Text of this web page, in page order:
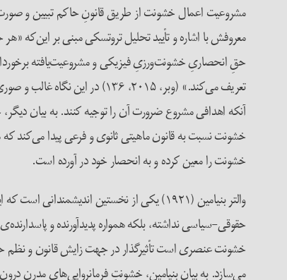
مشروعیت اعمال خشونت از طریق قانونِ حاکم تبیین و
حقِ انحصاریِ خشونت‌ورزیِ‌ فیزیکی و مشروعیت‌یافته‌
تعریف می‌کند.» (‌وبر، ۲۰۱۵،
آنکه اهدافی مشروع ضرورت آن را توجیه کنند. به بیان
خشونت نسبت به قانون ماهیتی ثانوی و فرعی پیدا
خشونت را معین کرده و به انحصار خود در آورده است.
والتر بنیامین (۱۹۲۱) یکی از نخستین
حقوقی-سیاسی نداشته، بلکه همواره پدیدآورنده‌ و
خشونت عنصری ‌است تأثیرگذار در جهت زایش قانون و نظم